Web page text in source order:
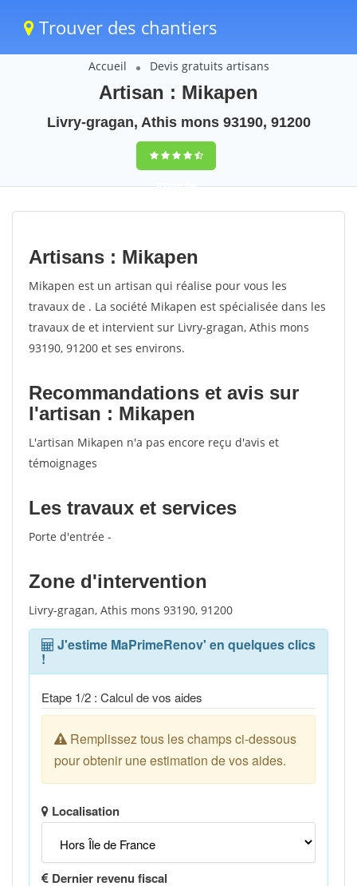
Trouver des chantiers
Accueil Devis gratuits artisans
Artisan : Mikapen
Livry-gragan, Athis mons 93190, 91200
trouver des
chantiers
rapidement en
4,8 (100%) 255
Artisans : Mikapen
Mikapen est un artisan qui réalise pour vous les
travaux de . La société Mikapen est spécialisée dans les
travaux de et intervient sur Livry-gragan, Athis mons
93190, 91200 et ses environs.
Recommandations et avis sur
l'artisan : Mikapen
L'artisan Mikapen n'a pas encore reçu d'avis et
témoignages
Les travaux et services
Porte d'entrée -
Zone d'intervention
Livry-gragan, Athis mons 93190, 91200